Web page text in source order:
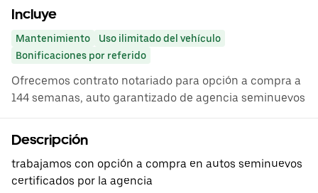
Incluye
Mantenimiento
Uso ilimitado del vehículo
Bonificaciones por referido
Ofrecemos contrato notariado para opción a compra a
144 semanas, auto garantizado de agencia seminuevos
Descripción
trabajamos con opción a compra en autos seminuevos
certificados por la agencia